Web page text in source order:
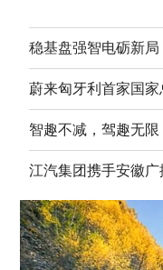
智趣不减，驾趣无